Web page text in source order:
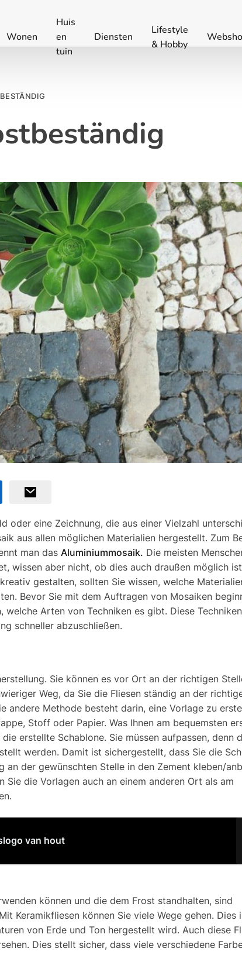
Wonen
Huis
en
tuin
Diensten
Lifestyle
& Hobby
oder eine Zeichnung, die aus einer Vielzahl
aus allen möglichen Materialien hergestellt. Zum
man das Aluminiummosaik. Die meisten
wissen aber nicht, ob dies auch draußen möglich
gestalten, sollten Sie wissen, welche
Bevor Sie mit dem Auftragen von Mosaiken
welche Arten von Techniken es gibt. Diese
schneller abzuschließen.
Sie können es vor Ort an der richtigen
Weg, da Sie die Fliesen ständig an der
andere Methode besteht darin, eine Vorlage zu
Stoff oder Papier. Was Ihnen am bequemsten
erstellte Schablone. Sie müssen aufpassen, denn
werden. Damit ist sichergestellt, dass Sie die
an der gewünschten Stelle in den Zement kleben/
Sie die Vorlagen auch an einem anderen Ort als am
van hout
können und die dem Frost standhalten, sind
Keramikfliesen können Sie viele Wege gehen. Dies
von Erde und Ton hergestellt wird. Auch diese
Dies stellt sicher, dass viele verschiedene